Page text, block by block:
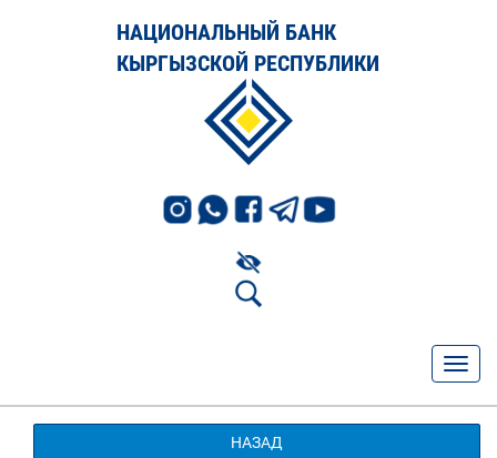
НАЦИОНАЛЬНЫЙ БАНК
КЫРГЫЗСКОЙ РЕСПУБЛИКИ
НАЗАД